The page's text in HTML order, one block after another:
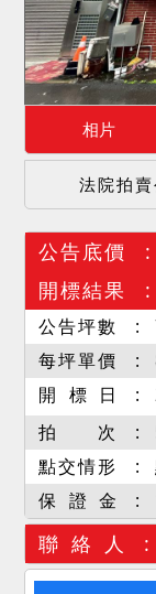
相片
法院拍
公告底價
開標結果
公告坪數
每坪單價
開 標 日
拍 次
點交情形
保 證 金
聯 絡 人